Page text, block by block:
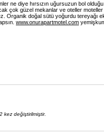
ne diye hırsızın uğursuzun bol
çok güzel mekanlar ve oteller
Organik doğal sütü yoğurdu tereyağı
www.onurapartmotel.com
kez değiştirilmiştir.